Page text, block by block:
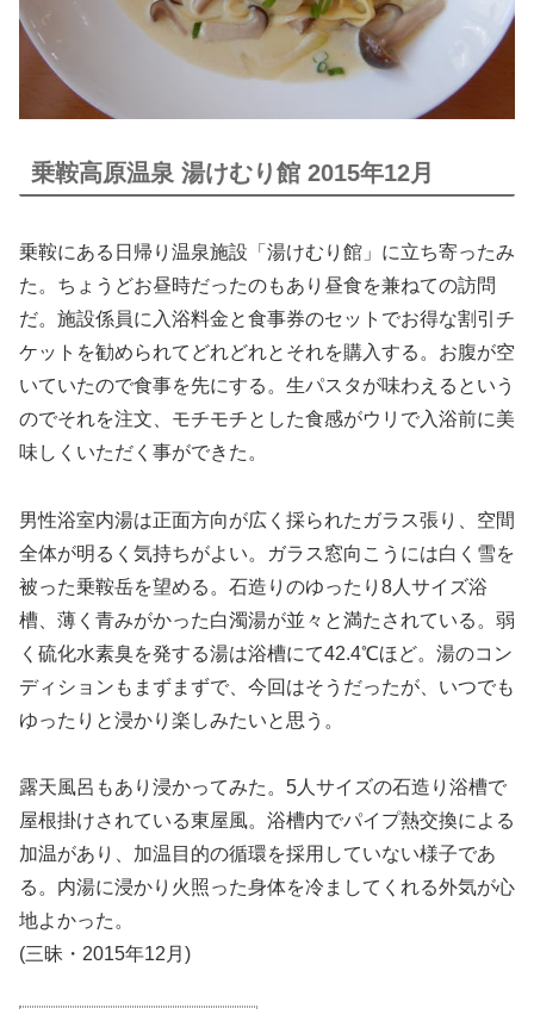
乗鞍高原温泉 湯けむり館 2015年12月
乗鞍にある日帰り温泉施設「湯けむり館」に立ち寄ったみ
た。ちょうどお昼時だったのもあり昼食を兼ねての訪問
だ。施設係員に入浴料金と食事券のセットでお得な割引チ
ケットを勧められてどれどれとそれを購入する。お腹が空
いていたので食事を先にする。生パスタが味わえるという
のでそれを注文、モチモチとした食感がウリで入浴前に美
味しくいただく事ができた。
男性浴室内湯は正面方向が広く採られたガラス張り、空間
全体が明るく気持ちがよい。ガラス窓向こうには白く雪を
被った乗鞍岳を望める。石造りのゆったり8人サイズ浴
槽、薄く青みがかった白濁湯が並々と満たされている。弱
く硫化水素臭を発する湯は浴槽にて42.4℃ほど。湯のコン
ディションもまずまずで、今回はそうだったが、いつでも
ゆったりと浸かり楽しみたいと思う。
露天風呂もあり浸かってみた。5人サイズの石造り浴槽で
屋根掛けされている東屋風。浴槽内でパイプ熱交換による
加温があり、加温目的の循環を採用していない様子であ
る。内湯に浸かり火照った身体を冷ましてくれる外気が心
地よかった。
(三昧・2015年12月)